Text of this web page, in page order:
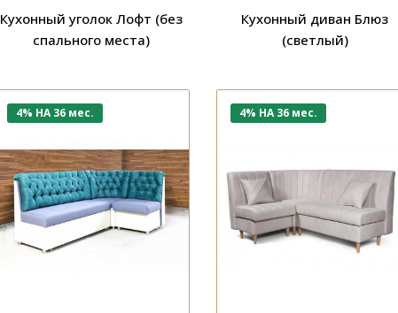
Кухонный уголок Лофт (без
спального места)
Кухонный диван Блюз
(светлый)
4% НА 36 мес. 4% НА 36 мес.